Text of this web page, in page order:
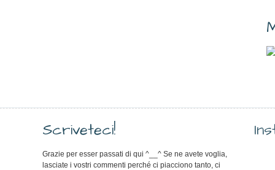
Scriveteci!
Grazie per esser passati di qui ^__^ Se ne avete voglia,
lasciate i vostri commenti perché ci piacciono tanto, ci